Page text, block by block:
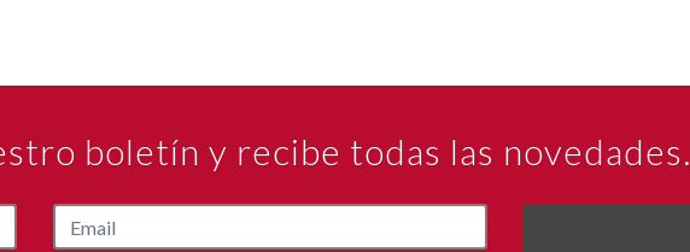
boletín y recibe todas las novedades.